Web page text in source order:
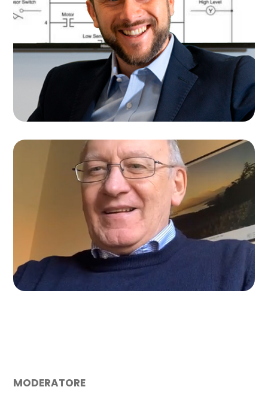
FRANCESCO CARBONE
Esperto energie rinnovabili
MASSIMO BERNARDONI
Segretario Cer Malpensa Insubria
MODERATORE